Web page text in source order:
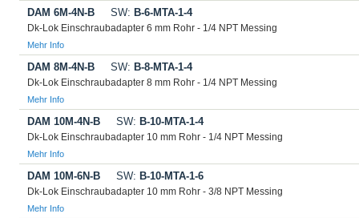
DAM 6M-4N-B SW: B-6-MTA-1-4
Dk-Lok Einschraubadapter 6 mm Rohr - 1/4 NPT Messing
Mehr Info
DAM 8M-4N-B SW: B-8-MTA-1-4
Dk-Lok Einschraubadapter 8 mm Rohr - 1/4 NPT Messing
Mehr Info
DAM 10M-4N-B SW: B-10-MTA-1-4
Dk-Lok Einschraubadapter 10 mm Rohr - 1/4 NPT Messing
Mehr Info
DAM 10M-6N-B SW: B-10-MTA-1-6
Dk-Lok Einschraubadapter 10 mm Rohr - 3/8 NPT Messing
Mehr Info